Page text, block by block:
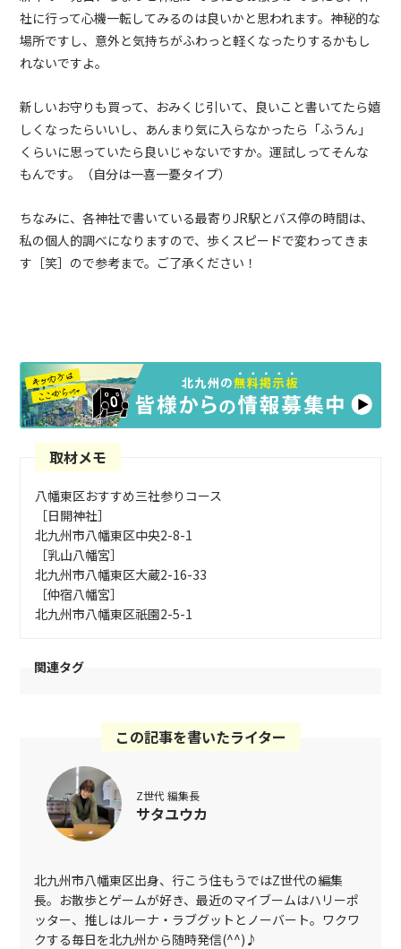
社に行って心機一転してみるのは良いかと思われます。神秘的な
場所ですし、意外と気持ちがふわっと軽くなったりするかもし
れないですよ。
新しいお守りも買って、おみくじ引いて、良いこと書いてたら嬉
しくなったらいいし、あんまり気に入らなかったら「ふうん」
くらいに思っていたら良いじゃないですか。運試しってそんな
もんです。（自分は一喜一憂タイプ）
ちなみに、各神社で書いている最寄りJR駅とバス停の時間は、
私の個人的調べになりますので、歩くスピードで変わってきま
す［笑］ので参考まで。ご了承ください！
取材メモ
八幡東区おすすめ三社参りコース
［日開神社］
北九州市八幡東区中央2-8-1
［乳山八幡宮］
北九州市八幡東区大蔵2-16-33
［仲宿八幡宮］
北九州市八幡東区祇園2-5-1
関連タグ
この記事を書いたライター
Z世代 編集長
サタユウカ
北九州市八幡東区出身、行こう住もうではZ世代の編集
長。お散歩とゲームが好き、最近のマイブームはハリーポ
ッター、推しはルーナ・ラブグットとノーバート。ワクワ
クする毎日を北九州から随時発信(^^)♪